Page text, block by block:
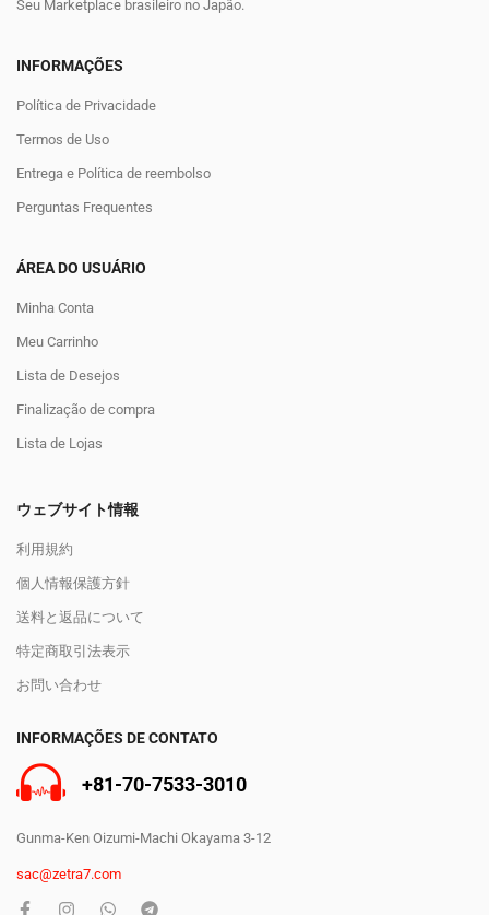
Seu Marketplace brasileiro no Japão.
INFORMAÇÕES
Política de Privacidade
Termos de Uso
Entrega e Política de reembolso
Perguntas Frequentes
ÁREA DO USUÁRIO
Minha Conta
Meu Carrinho
Lista de Desejos
Finalização de compra
Lista de Lojas
ウェブサイト情報
利用規約
個人情報保護方針
送料と返品について
特定商取引法表示
お問い合わせ
INFORMAÇÕES DE CONTATO
+81-70-7533-3010
Gunma-Ken Oizumi-Machi Okayama 3-12
sac@zetra7.com